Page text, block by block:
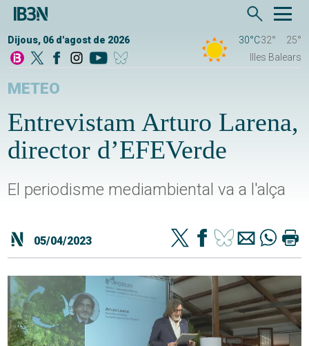
Dijous, 06 d'agost de 2026 30°C32°
25°
Illes Balears
METEO
Entrevistam Arturo Larena,
director d’EFEVerde
El periodisme mediambiental va a l'alça
05/04/2023